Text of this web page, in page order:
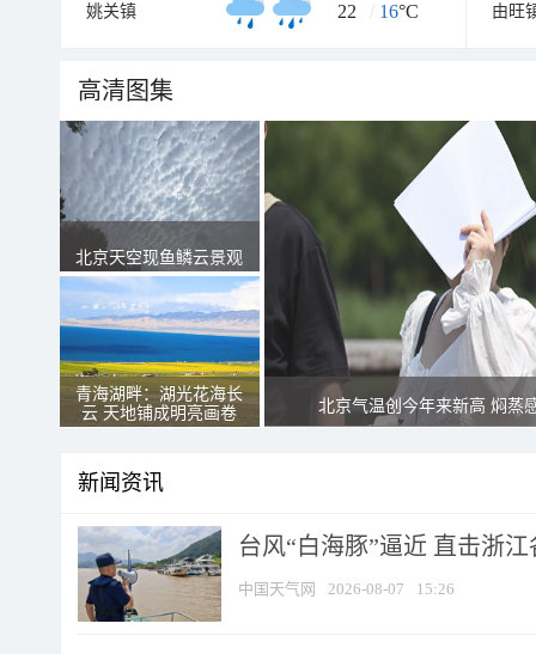
姚关镇 22 / 16°C 由旺
高清图集
北京天空现鱼鳞云景观
青海湖畔：湖光花海长
云 天地铺成明亮画卷
北京气温创今年来新高 焖蒸
新闻资讯
台风“白海豚”逼近 直击浙
中国天气网 2026-08-07 15:26